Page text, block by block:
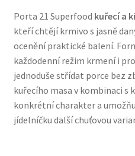
Pelíšky pro psy
Ortopedické pelíšky
Přepravky pro psy
Purizon pro psy — Vysoký
Porta 21 Superfood kuřecí a
kteří chtějí krmivo s jasně
ocenění praktické balení.
každodenní režim krmení i
jednoduše střídat porce bez
kuřecího masa v kombinaci s
konkrétní charakter a
jídelníčku další chuťovou